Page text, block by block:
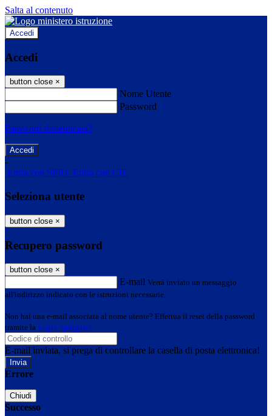
Salta al contenuto
Accedi
Accedi
button close ×
Nome Utente
Password
Password dimenticata?
-
Entra con SPID Entra con CIE
Seleziona utente
button close ×
Recupero password
button close ×
E-mail Verrà inviato un messaggio
all'indirizzo indicato con le istruzioni necessarie.
Non hai una e-mail associata al nome utente? Effettua il reset della password
tramite la Login Spaggiari
E-mail inviata, si prega di controllare la casella di posta elettronica!
Errore
Chiudi
Successo